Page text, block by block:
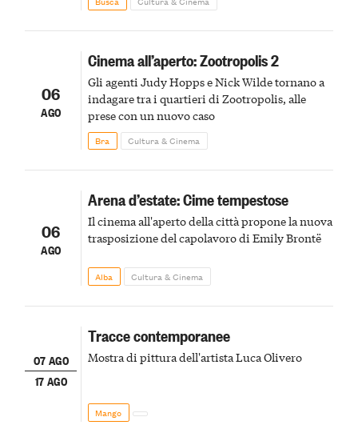
06
AGO
Cinema all’aperto: Zootropolis 2
Gli agenti Judy Hopps e Nick Wilde tornano a
indagare tra i quartieri di Zootropolis, alle
prese con un nuovo caso
Bra Cultura & Cinema
06
AGO
Arena d’estate: Cime tempestose
Il cinema all'aperto della città propone la nuova
trasposizione del capolavoro di Emily Brontë
Alba Cultura & Cinema
07 AGO
17 AGO
Tracce contemporanee
Mostra di pittura dell'artista Luca Olivero
Mango